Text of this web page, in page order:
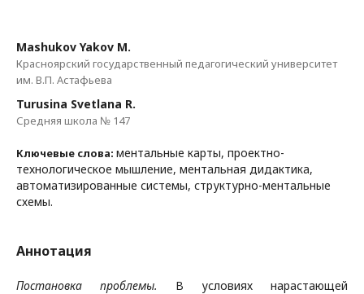
Mashukov Yakov M.
Красноярский государственный педагогический университет
им. В.П. Астафьева
Turusina Svetlana R.
Средняя школа № 147
Ключевые слова: ментальные карты, проектно-
технологическое мышление, ментальная дидактика,
автоматизированные системы, структурно-ментальные
схемы.
Аннотация
Постановка проблемы. В условиях нарастающей